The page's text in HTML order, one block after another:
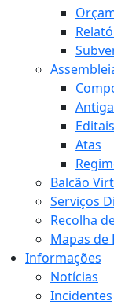
Editais
Atas
Balcão
Serviços
Recolha
Mapas de
Informações
Notícias
Incidentes